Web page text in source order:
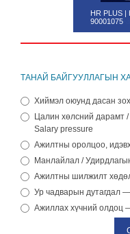
HUMAN
ДУГААР.
ТАНАЙ БАЙГУУЛЛАГЫН
Хиймэл оюунд дасан
Цалин хөлсний дарамт
Salary pressure
Ажилтны оролцоо,
Манлайлал /
Ажилтны шилжилт
Ур чадварын дутагдал
Ажиллах хүчний олдоц